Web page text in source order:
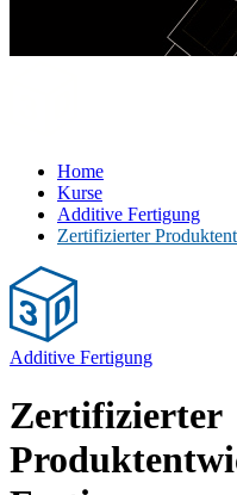
Home
Kurse
Additive Fertigung
Zertifizierter
Additive Fertigung
Zertifizierter